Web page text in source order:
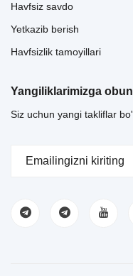
Havfsiz savdo
Yetkazib berish
Havfsizlik tamoyillari
Yangiliklarimizga
Siz uchun yangi takliflar